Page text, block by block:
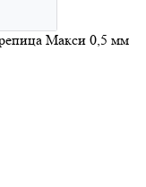
Макси 0,5 мм